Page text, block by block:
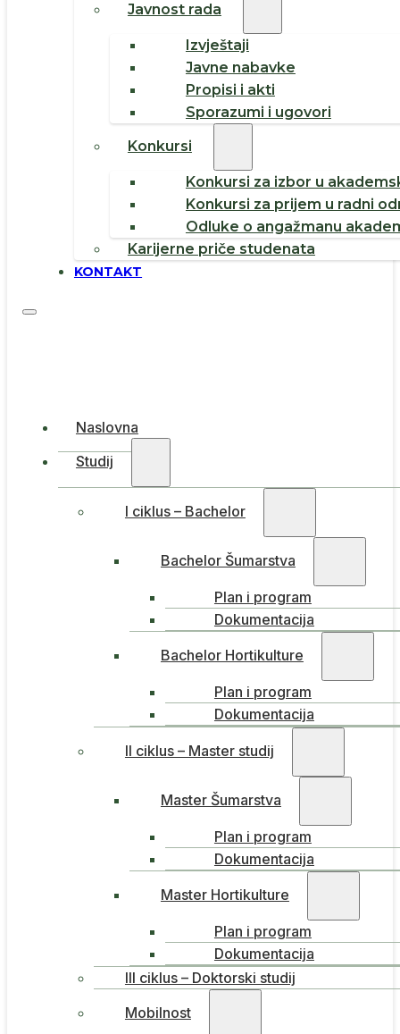
Javnost rada
Izvještaji
Javne nabavke
Propisi i akti
Sporazumi i ugovori
Konkursi
Konkursi za izbor u
Konkursi za prijem u radni
Odluke o angažmanu
Karijerne priče studenata
KONTAKT
Naslovna
Studij
I ciklus – Bachelor
Bachelor Šumarstva
Plan i program
Dokumentacija
Bachelor Hortikulture
Plan i program
Dokumentacija
II ciklus – Master studij
Master Šumarstva
Plan i program
Dokumentacija
Master Hortikulture
Plan i program
Dokumentacija
III ciklus – Doktorski studij
Mobilnost